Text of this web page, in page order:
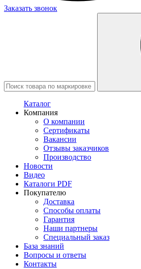
Заказать звонок
Каталог
Компания
О компании
Сертификаты
Вакансии
Отзывы заказчиков
Производство
Новости
Видео
Каталоги PDF
Покупателю
Доставка
Способы оплаты
Гарантия
Наши партнеры
Специальный заказ
База знаний
Вопросы и ответы
Контакты